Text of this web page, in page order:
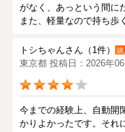
がなく、あっという間に
また、軽量なので持ち歩
トシちゃんさん（1件） 購
東京都 投稿日：2026年06
今までの経験上、自動開
かりよかったです。それ